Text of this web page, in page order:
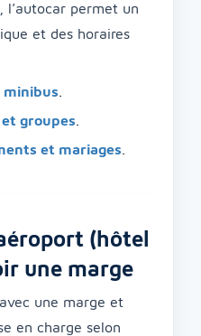
l’autocar permet un
et des horaires
minibus
groupes
et mariages
(hôtel
une marge
une marge et
en charge selon